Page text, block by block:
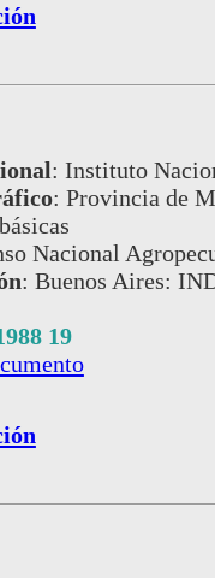
: Instituto
: Provincia de
Nacional
: Buenos Aires:
19